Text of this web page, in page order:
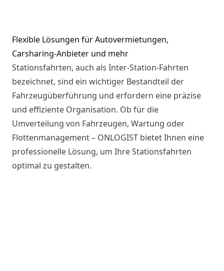
Flexible Lösungen für Autovermietungen,
Carsharing-Anbieter und mehr
Stationsfahrten, auch als Inter-Station-Fahrten
bezeichnet, sind ein wichtiger Bestandteil der
Fahrzeugüberführung und erfordern eine präzise
und effiziente Organisation. Ob für die
Umverteilung von Fahrzeugen, Wartung oder
Flottenmanagement – ONLOGIST bietet Ihnen eine
professionelle Lösung, um Ihre Stationsfahrten
optimal zu gestalten.